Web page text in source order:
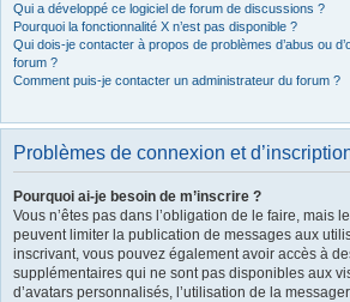
Qui a développé ce logiciel de forum de discussions ?
Pourquoi la fonctionnalité X n’est pas disponible ?
Qui dois-je contacter à propos de problèmes d’abus ou
forum ?
Comment puis-je contacter un administrateur du forum ?
Problèmes de connexion et
Pourquoi ai-je besoin de m’inscrire ?
Vous n’êtes pas dans l’obligation de le faire, mais
peuvent limiter la publication de messages aux
inscrivant, vous pouvez également avoir accès à
supplémentaires qui ne sont pas disponibles aux
d’avatars personnalisés, l’utilisation de la